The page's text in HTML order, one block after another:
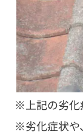
※上記の劣化
※劣化症状や